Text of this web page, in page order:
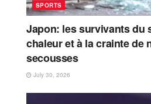
SPORTS
Japon: les survivants du
chaleur et à la crainte de
secousses
July 30, 2026